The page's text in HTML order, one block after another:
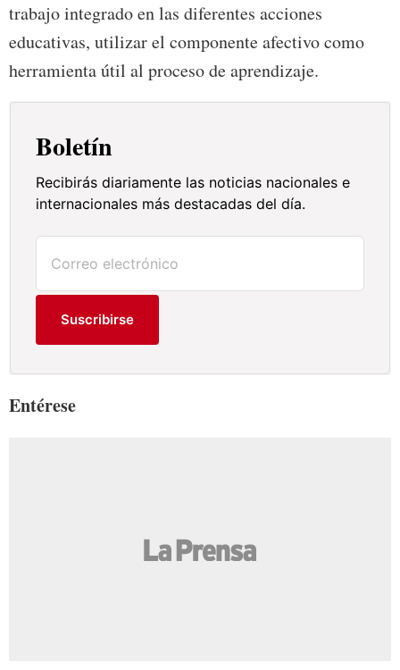
trabajo integrado en las diferentes acciones
educativas, utilizar el componente afectivo como
herramienta útil al proceso de aprendizaje.
Boletín
Recibirás diariamente las noticias nacionales e
internacionales más destacadas del día.
Suscribirse
Entérese